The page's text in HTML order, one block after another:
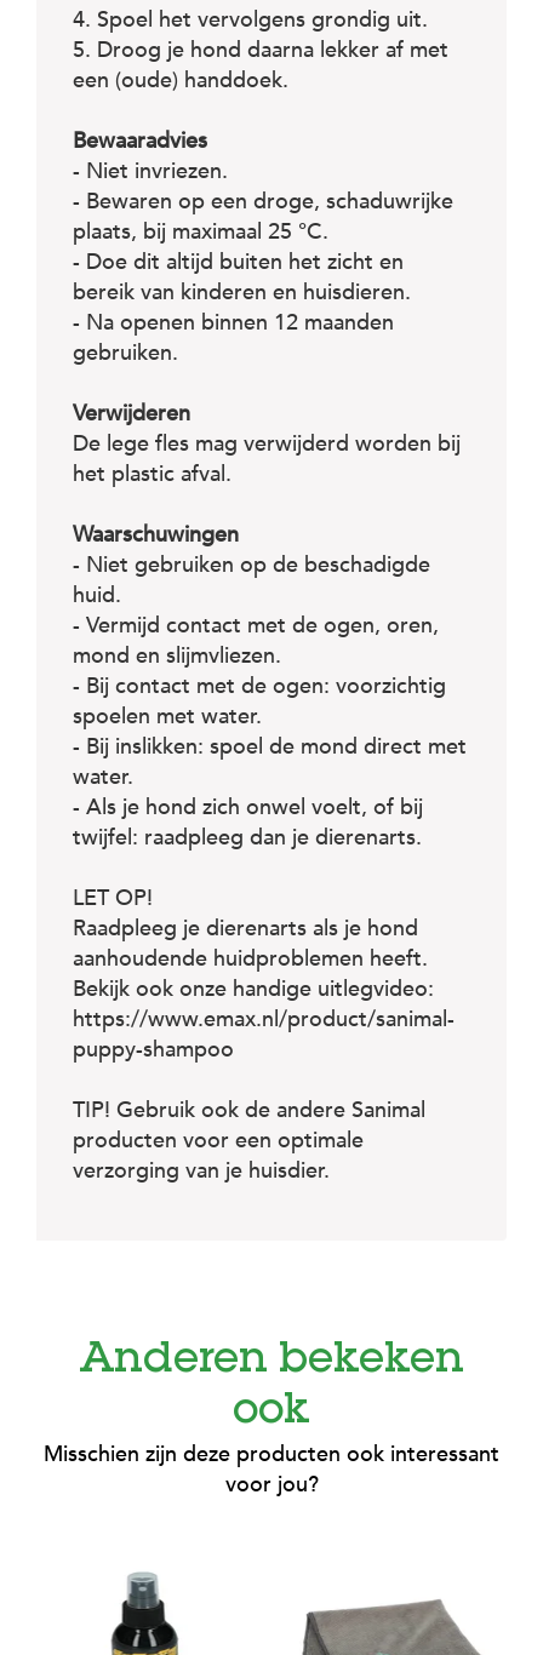
4. Spoel het vervolgens grondig uit.
5. Droog je hond daarna lekker af met
een (oude) handdoek.
Bewaaradvies
- Niet invriezen.
- Bewaren op een droge, schaduwrijke
plaats, bij maximaal 25 °C.
- Doe dit altijd buiten het zicht en
bereik van kinderen en huisdieren.
- Na openen binnen 12 maanden
gebruiken.
Verwijderen
De lege fles mag verwijderd worden bij
het plastic afval.
Waarschuwingen
- Niet gebruiken op de beschadigde
huid.
- Vermijd contact met de ogen, oren,
mond en slijmvliezen.
- Bij contact met de ogen: voorzichtig
spoelen met water.
- Bij inslikken: spoel de mond direct met
water.
- Als je hond zich onwel voelt, of bij
twijfel: raadpleeg dan je dierenarts.
LET OP!
Raadpleeg je dierenarts als je hond
aanhoudende huidproblemen heeft.
Bekijk ook onze handige uitlegvideo:
https://www.emax.nl/product/sanimal-
puppy-shampoo
TIP! Gebruik ook de andere Sanimal
producten voor een optimale
verzorging van je huisdier.
Anderen bekeken
ook
Misschien zijn deze producten ook interessant
voor jou?